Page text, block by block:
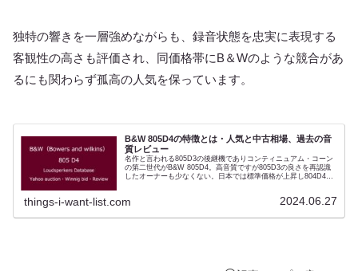
独特の響きを一層強めながらも、録音状態を忠実に表現する
客観性の高さも評価され、同価格帯にB＆Wのような競合があ
るにも関わらず孤高の人気を保っています。
B&W 805D4の特徴とは・人気と中古相場、過去の音
質レビュー
名作と言われる805D3の後継機でありコンティニュアム・コーン
の第二世代がB&W 805D4。高音質ですが805D3の良さを再認識
したオーナーも少なくない。日本では標準価格が上昇し804D4の
ターとコンティニュアムコーンであり、ソリッドボディ・トゥイ
ューニングです。比較対象はYAMAHA NS3000・MAGICO A１・
things-i-want-list.com 2024.06.27